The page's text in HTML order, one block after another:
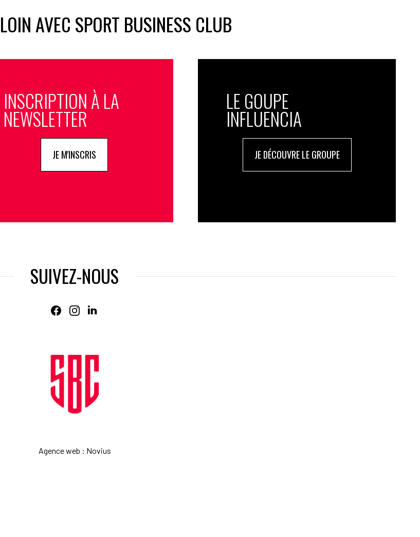
AVEC SPORT BUSINESS CLUB
INSCRIPTION À LA
NEWSLETTER
JE M'INSCRIS
LE GOUPE
INFLUENCIA
JE DÉCOUVRE LE GROUPE
SUIVEZ-NOUS
Agence web : Novius